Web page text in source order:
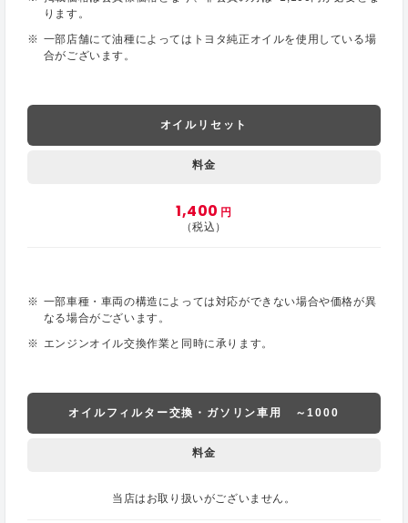
ります。
一部店舗にて油種によってはトヨタ純正オイルを使用している場
合がございます。
オイルリセット
料金
1,400 円
（税込）
一部車種・車両の構造によっては対応ができない場合や価格が異
なる場合がございます。
エンジンオイル交換作業と同時に承ります。
オイルフィルター交換・ガソリン車用 ～1000
料金
当店はお取り扱いがございません。